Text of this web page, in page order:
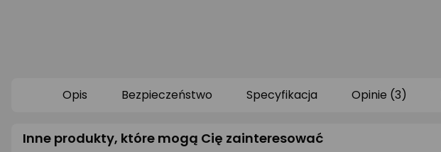
Opis Bezpieczeństwo Specyfikacja Opinie (3)
Inne produkty, które mogą Cię zainteresować